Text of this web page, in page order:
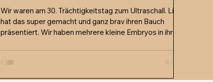
Wir waren am 30. Trächtigkeitstag zum Ultraschall. Lilly
hat das super gemacht und ganz brav ihren Bauch
präsentiert. Wir haben mehrere kleine Embryos in ihren
Herzschlag💕sehen - das war ein wunderschöner
Moment! Nun sind wir völlig hin und weg und freuen uns